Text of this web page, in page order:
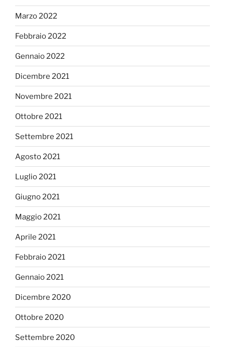
Marzo 2022
Febbraio 2022
Gennaio 2022
Dicembre 2021
Novembre 2021
Ottobre 2021
Settembre 2021
Agosto 2021
Luglio 2021
Giugno 2021
Maggio 2021
Aprile 2021
Febbraio 2021
Gennaio 2021
Dicembre 2020
Ottobre 2020
Settembre 2020